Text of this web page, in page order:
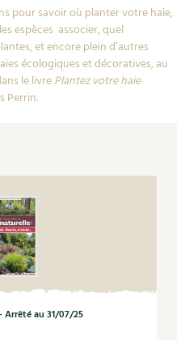
pour savoir où planter votre haie,
espèces associer, quel
et encore plein d’autres
écologiques et décoratives, au
le livrePlantez votre haie
Perrin.
au 31/07/25